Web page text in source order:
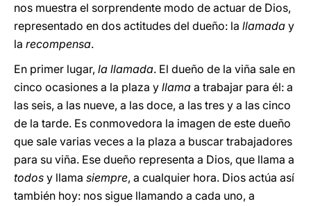
nos muestra el sorprendente modo de actuar de Dios,
representado en dos actitudes del dueño: la llamada y
la recompensa.
En primer lugar, la llamada. El dueño de la viña sale en
cinco ocasiones a la plaza y llama a trabajar para él: a
las seis, a las nueve, a las doce, a las tres y a las cinco
de la tarde. Es conmovedora la imagen de este dueño
que sale varias veces a la plaza a buscar trabajadores
para su viña. Ese dueño representa a Dios, que llama a
todos y llama siempre, a cualquier hora. Dios actúa así
también hoy: nos sigue llamando a cada uno, a